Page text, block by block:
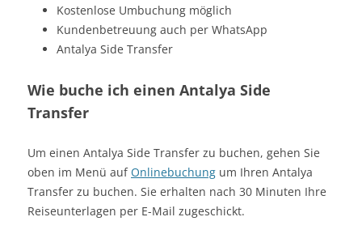
Kostenlose Umbuchung möglich
Kundenbetreuung auch per WhatsApp
Antalya Side Transfer
Wie buche ich einen Antalya Side
Transfer
Um einen Antalya Side Transfer zu buchen, gehen Sie
oben im Menü aufOnlinebuchung um Ihren Antalya
Transfer zu buchen. Sie erhalten nach 30 Minuten Ihre
Reiseunterlagen per E-Mail zugeschickt.